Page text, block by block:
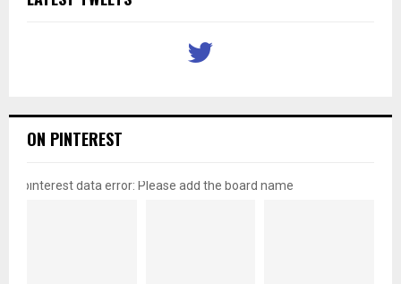
ON PINTEREST
pinterest data error: Please add the board name